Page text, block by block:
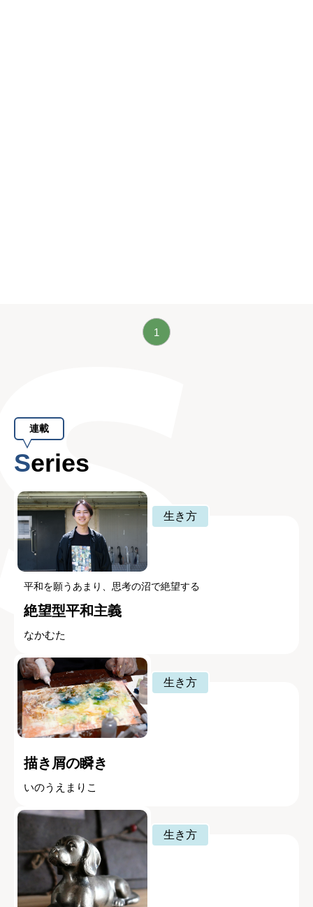
1
連載
Series
生き方
平和を願うあまり、思考の沼で絶望する
絶望型平和主義
なかむた
生き方
描き屑の瞬き
いのうえまりこ
生き方